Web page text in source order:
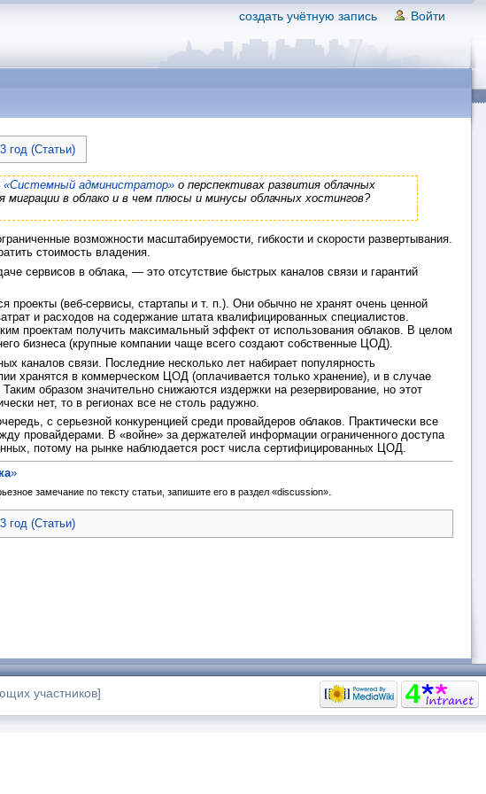
создать учётную запись Войти
год (Статьи)
«Системный администратор» о перспективах развития облачных
миграции в облако и в чем плюсы и минусы облачных хостингов?
возможности масштабируемости, гибкости и скорости развертывания.
стоимость владения.
сервисов в облака, — это отсутствие быстрых каналов связи и гарантий
(веб-сервисы, стартапы и т. п.). Они обычно не хранят очень ценной
и расходов на содержание штата квалифицированных специалистов.
проектам получить максимальный эффект от использования облаков. В целом
бизнеса (крупные компании чаще всего создают собственные ЦОД).
каналов связи. Последние несколько лет набирает популярность
хранятся в коммерческом ЦОД (оплачивается только хранение), и в случае
образом значительно снижаются издержки на резервирование, но этот
нет, то в регионах все не столь радужно.
с серьезной конкуренцией среди провайдеров облаков. Практически все
провайдерами. В «войне» за держателей информации ограниченного доступа
потому на рынке наблюдается рост числа сертифицированных ЦОД.
»
замечание по тексту статьи, запишите его в раздел «discussion».
год (Статьи)
участников]